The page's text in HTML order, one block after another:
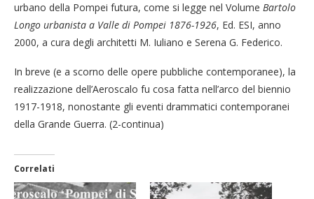
urbano della Pompei futura, come si legge nel Volume Bartolo
Longo urbanista a Valle di Pompei 1876-1926, Ed. ESI, anno
2000, a cura degli architetti M. Iuliano e Serena G. Federico.
In breve (e a scorno delle opere pubbliche contemporanee), la
realizzazione dell’Aeroscalo fu cosa fatta nell’arco del biennio
1917-1918, nonostante gli eventi drammatici contemporanei
della Grande Guerra. (2-continua)
Correlati